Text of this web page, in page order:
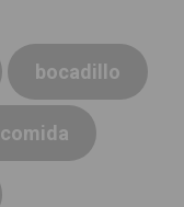
bocadillo
comida